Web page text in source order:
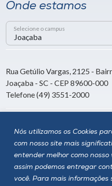
Nós utilizamos os Cookies
com nosso site mais
entender melhor como
assim podemos entregar
você. Para mais
Onde estamos
Selecione o campus
Rua Getúlio Vargas, 2125 -
Joaçaba - SC - CEP 89600-000
Telefone (49) 3551-2000
Siga a Unoesc